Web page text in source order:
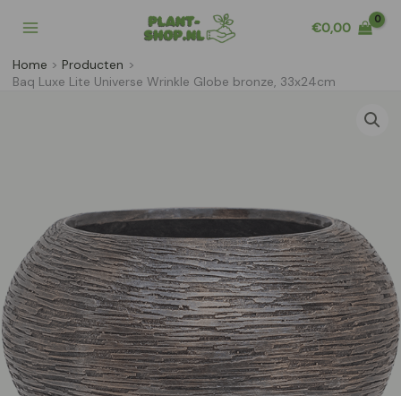
naar
inhoud
€0,00
Home
Producten
Baq Luxe Lite Universe Wrinkle Globe bronze, 33x24cm